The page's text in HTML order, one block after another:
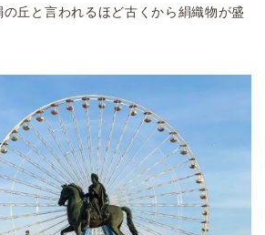
丘と言われるほど古くから絹織物が盛